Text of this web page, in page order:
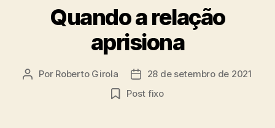
Quando a relação
aprisiona
Autor
Por Roberto Girola
Data28 de setembro de 2021
Post fixo